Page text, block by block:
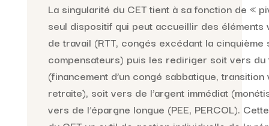
La singularité du CET tient à sa fonction de «
seul dispositif qui peut accueillir des éléments
de travail (RTT, congés excédant la cinquième
compensateurs) puis les rediriger soit vers
(financement d’un congé sabbatique,
retraite), soit vers de l’argent immédiat
vers de l’épargne longue (PEE, PERCOL).